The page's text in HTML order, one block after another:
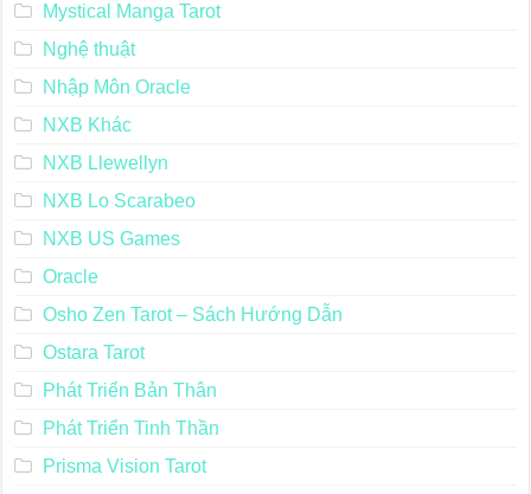
Mystical Manga Tarot
Nghệ thuật
Nhập Môn Oracle
NXB Khác
NXB Llewellyn
NXB Lo Scarabeo
NXB US Games
Oracle
Osho Zen Tarot – Sách Hướng Dẫn
Ostara Tarot
Phát Triển Bản Thân
Phát Triển Tinh Thần
Prisma Vision Tarot